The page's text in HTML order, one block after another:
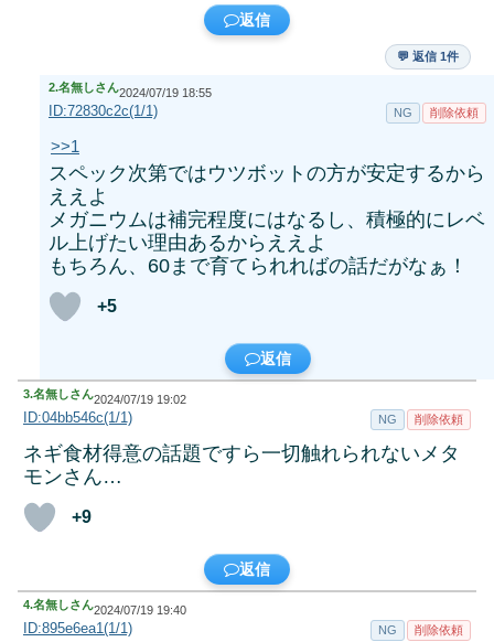
返信
💬 返信 1件
2.名無しさん2024/07/19 18:55
ID:72830c2c(1/1) NG 削除依頼
>>1
スペック次第ではウツボットの方が安定するから
ええよ
メガニウムは補完程度にはなるし、積極的にレベ
ル上げたい理由あるからええよ
もちろん、60まで育てられればの話だがなぁ！
+5
返信
3.名無しさん2024/07/19 19:02
ID:04bb546c(1/1) NG 削除依頼
ネギ食材得意の話題ですら一切触れられないメタ
モンさん…
+9
返信
4.名無しさん2024/07/19 19:40
ID:895e6ea1(1/1) NG 削除依頼